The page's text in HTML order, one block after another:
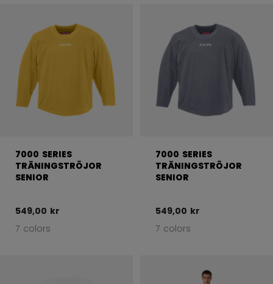
7000 SERIES
TRÄNINGSTRÖJOR
SENIOR
549,00 kr
7 colors
7000 SERIES
TRÄNINGSTRÖJOR
SENIOR
549,00 kr
7 colors